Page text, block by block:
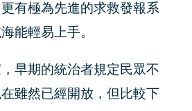
有極為先進的求救發報系
能輕易上手。
早期的統治者規定民眾不
雖然已經開放，但比較下